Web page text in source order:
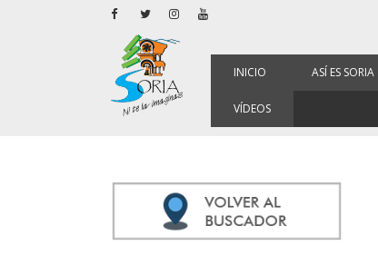
INICIO ASÍ ES SORIA
VÍDEOS